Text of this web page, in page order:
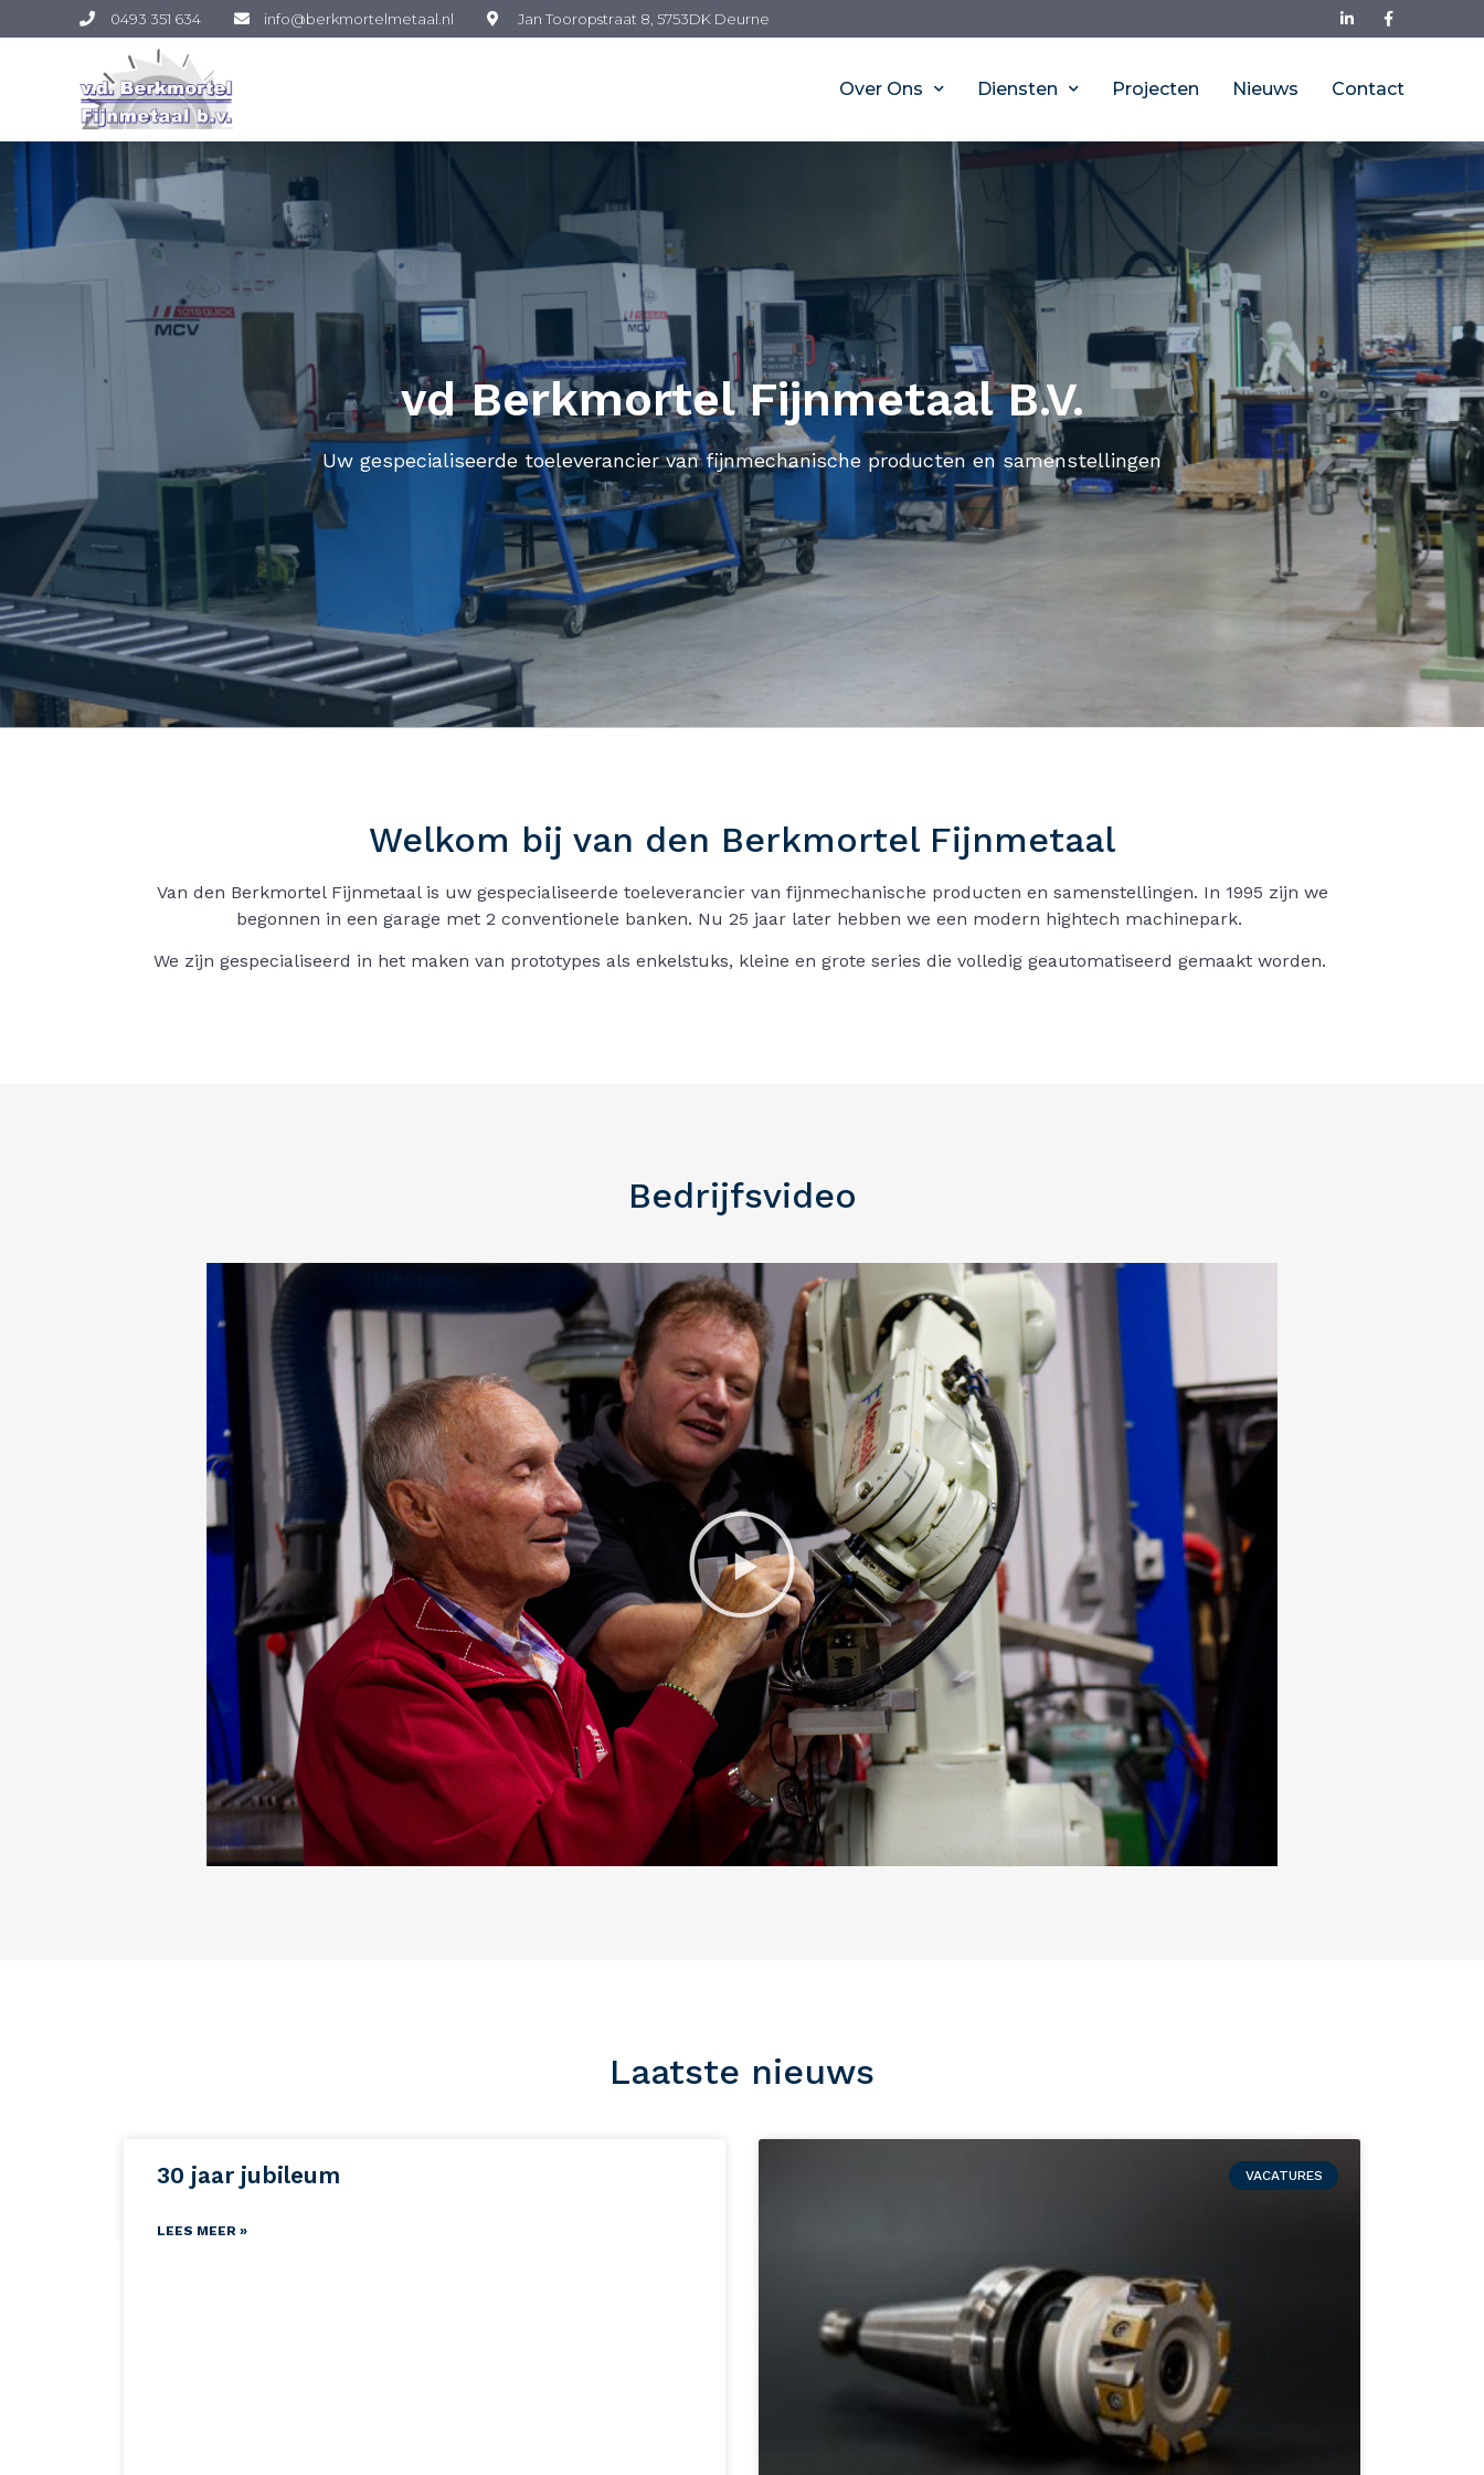
0493 351 634 info@berkmortelmetaal.nl Jan Tooropstraat 8, 5753DK Deurne
Over Ons Diensten Projecten Nieuws Contact
vd Berkmortel Fijnmetaal B.V.
Uw gespecialiseerde toeleverancier van fijnmechanische producten en samenstellingen
Welkom bij van den Berkmortel Fijnmetaal
Van den Berkmortel Fijnmetaal is uw gespecialiseerde toeleverancier van fijnmechanische producten en samenstellingen. In 1995 zijn we
begonnen in een garage met 2 conventionele banken. Nu 25 jaar later hebben we een modern hightech machinepark.
We zijn gespecialiseerd in het maken van prototypes als enkelstuks, kleine en grote series die volledig geautomatiseerd gemaakt worden.
Bedrijfsvideo
Laatste nieuws
30 jaar jubileum
LEES MEER »
VACATURES